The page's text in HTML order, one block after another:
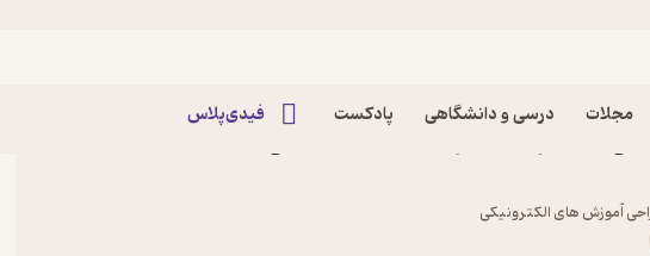
مجلات درسی و دانشگاهی پادکست فیدی‌پلاس
آموزش های الکترونیکی